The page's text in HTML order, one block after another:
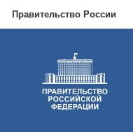
Правительство России